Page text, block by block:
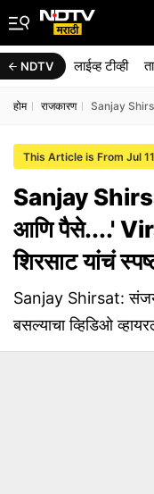
NDTV लाईव्ह टीव्ही
होम राजकारण Sanjay
This Article is From Jul
Sanjay
आणि पैसे....'
शिरसाट यांचं
Sanjay Shirsat: संजय
बसल्याचा व्हिडिओ